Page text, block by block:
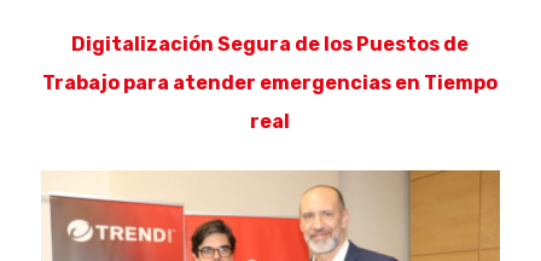
Digitalización Segura de los Puestos de
Trabajo para atender emergencias en Tiempo
real